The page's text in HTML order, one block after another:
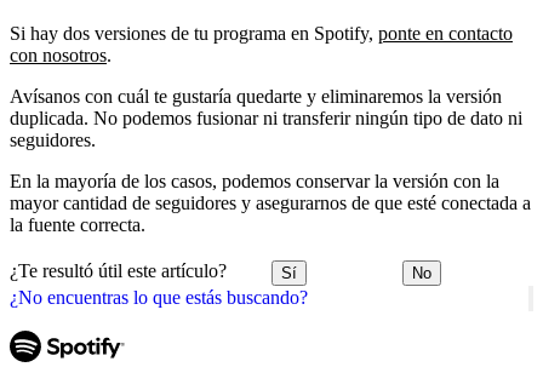
¿No encuentras lo que estás buscando?
Si hay dos versiones de tu programa en Spotify, ponte en contacto
con nosotros.
Avísanos con cuál te gustaría quedarte y eliminaremos la versión
duplicada. No podemos fusionar ni transferir ningún tipo de dato ni
seguidores.
En la mayoría de los casos, podemos conservar la versión con la
mayor cantidad de seguidores y asegurarnos de que esté conectada a
la fuente correcta.
¿Te resultó útil este artículo? Sí No